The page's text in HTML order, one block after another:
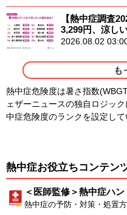
【熱中症調査
3,299円、涼し
2026.08.02
も
熱中症危険度は暑さ指数
ェザーニュースの独自ロジッ
中症危険度のランクを設定して
熱中症お役立ちコンテン
＜医師監修＞熱中症ハン
熱中症の予防・対策・処置